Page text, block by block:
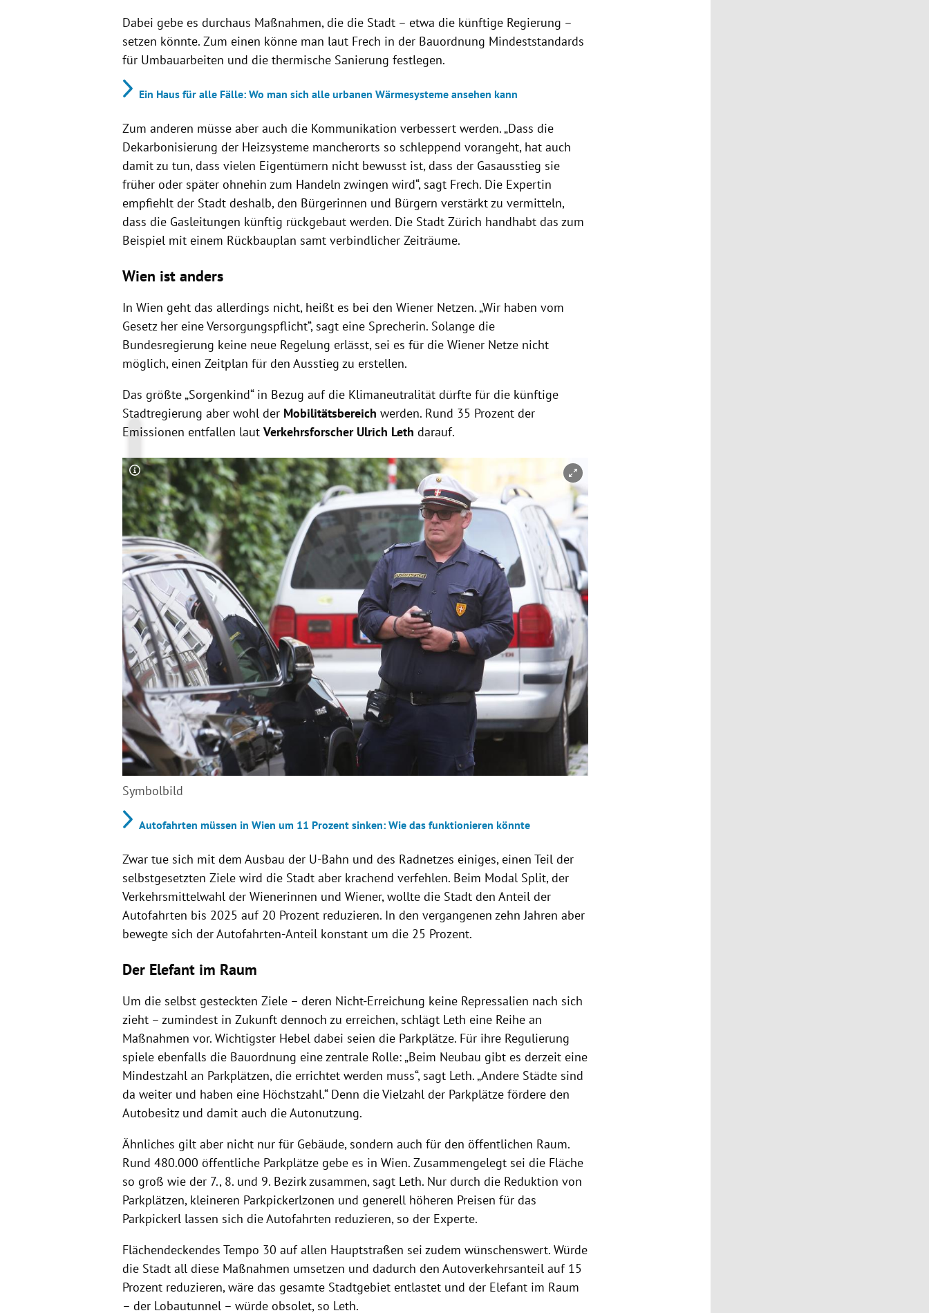
Dabei gebe es durchaus Maßnahmen, die die Stadt – etwa die künftige Regierung –
setzen könnte. Zum einen könne man laut Frech in der Bauordnung Mindeststandards
für Umbauarbeiten und die thermische Sanierung festlegen.
Ein Haus für alle Fälle: Wo man sich alle urbanen Wärmesysteme ansehen kann
Zum anderen müsse aber auch die Kommunikation verbessert werden. „Dass die
Dekarbonisierung der Heizsysteme mancherorts so schleppend vorangeht, hat auch
damit zu tun, dass vielen Eigentümern nicht bewusst ist, dass der Gasausstieg sie
früher oder später ohnehin zum Handeln zwingen wird“, sagt Frech. Die Expertin
empfiehlt der Stadt deshalb, den Bürgerinnen und Bürgern verstärkt zu vermitteln,
dass die Gasleitungen künftig rückgebaut werden. Die Stadt Zürich handhabt das zum
Beispiel mit einem Rückbauplan samt verbindlicher Zeiträume.
Wien ist anders
In Wien geht das allerdings nicht, heißt es bei den Wiener Netzen. „Wir haben vom
Gesetz her eine Versorgungspflicht“, sagt eine Sprecherin. Solange die
Bundesregierung keine neue Regelung erlässt, sei es für die Wiener Netze nicht
möglich, einen Zeitplan für den Ausstieg zu erstellen.
Das größte „Sorgenkind“ in Bezug auf die Klimaneutralität dürfte für die künftige
Stadtregierung aber wohl der Mobilitätsbereich werden. Rund 35 Prozent der
Emissionen entfallen laut Verkehrsforscher Ulrich Leth darauf.
Copyright-Hinweis öffnen/schließen
Symbolbild
Autofahrten müssen in Wien um 11 Prozent sinken: Wie das funktionieren könnte
Zwar tue sich mit dem Ausbau der U-Bahn und des Radnetzes einiges, einen Teil der
selbstgesetzten Ziele wird die Stadt aber krachend verfehlen. Beim Modal Split, der
Verkehrsmittelwahl der Wienerinnen und Wiener, wollte die Stadt den Anteil der
Autofahrten bis 2025 auf 20 Prozent reduzieren. In den vergangenen zehn Jahren aber
bewegte sich der Autofahrten-Anteil konstant um die 25 Prozent.
Der Elefant im Raum
Um die selbst gesteckten Ziele – deren Nicht-Erreichung keine Repressalien nach sich
zieht – zumindest in Zukunft dennoch zu erreichen, schlägt Leth eine Reihe an
Maßnahmen vor. Wichtigster Hebel dabei seien die Parkplätze. Für ihre Regulierung
spiele ebenfalls die Bauordnung eine zentrale Rolle: „Beim Neubau gibt es derzeit eine
Mindestzahl an Parkplätzen, die errichtet werden muss“, sagt Leth. „Andere Städte sind
da weiter und haben eine Höchstzahl.“ Denn die Vielzahl der Parkplätze fördere den
Autobesitz und damit auch die Autonutzung.
Ähnliches gilt aber nicht nur für Gebäude, sondern auch für den öffentlichen Raum.
Rund 480.000 öffentliche Parkplätze gebe es in Wien. Zusammengelegt sei die Fläche
so groß wie der 7., 8. und 9. Bezirk zusammen, sagt Leth. Nur durch die Reduktion von
Parkplätzen, kleineren Parkpickerlzonen und generell höheren Preisen für das
Parkpickerl lassen sich die Autofahrten reduzieren, so der Experte.
Flächendeckendes Tempo 30 auf allen Hauptstraßen sei zudem wünschenswert. Würde
die Stadt all diese Maßnahmen umsetzen und dadurch den Autoverkehrsanteil auf 15
Prozent reduzieren, wäre das gesamte Stadtgebiet entlastet und der Elefant im Raum
– der Lobautunnel – würde obsolet, so Leth.